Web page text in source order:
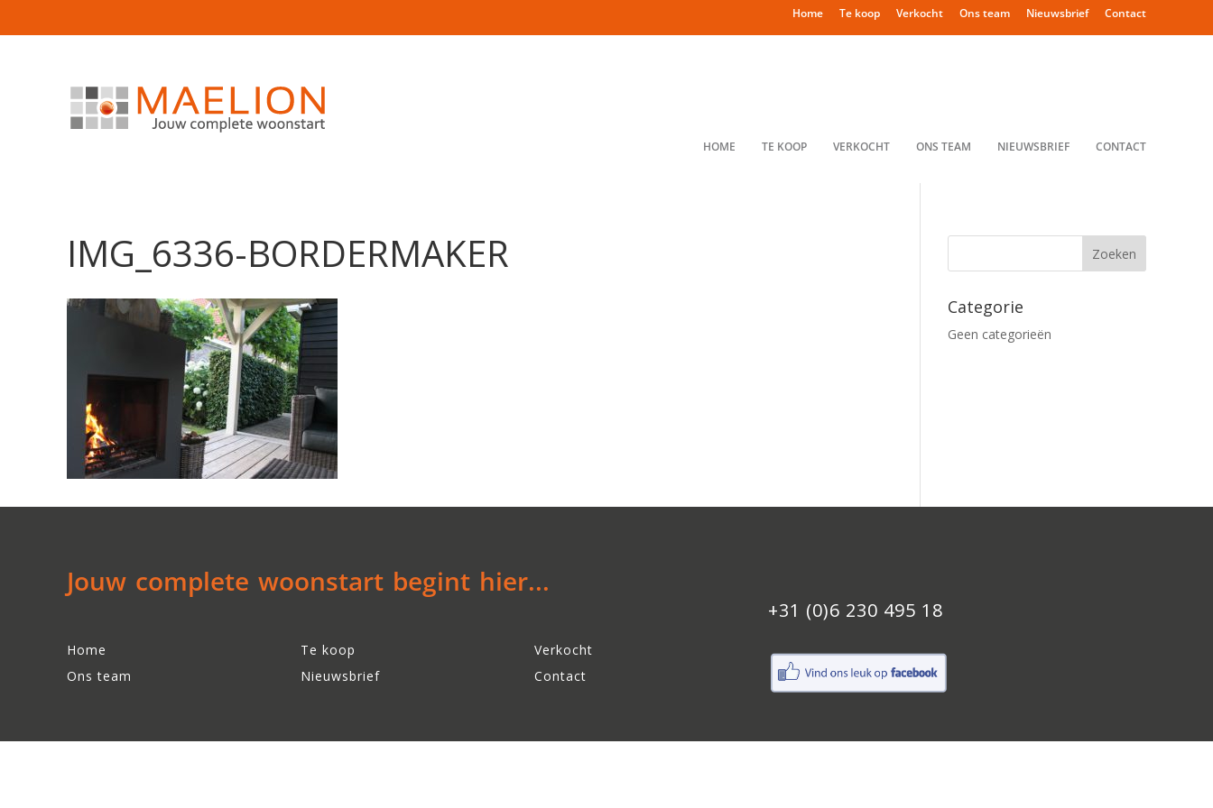
Home Te koop Verkocht Ons team Nieuwsbrief Contact
HOME TE KOOP VERKOCHT ONS TEAM NIEUWSBRIEF CONTACT
IMG_6336-BORDERMAKER
Categorie
Geen categorieën
Jouw complete woonstart begint hier...
Home Te koop
Verkocht
Ons team
Nieuwsbrief Contact
+31 (0)6 230 495 18